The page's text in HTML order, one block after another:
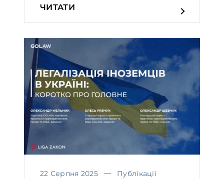
ЧИТАТИ
22 Серпня 2025 Публікації